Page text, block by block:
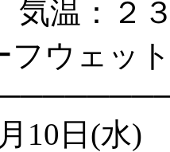
気温：２
フウェッ
10日(水)